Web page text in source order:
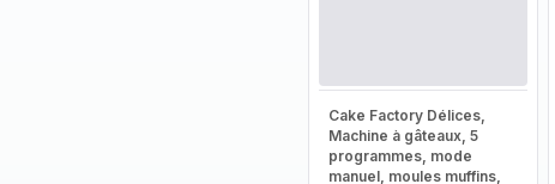
Cake Factory Délices,
Machine à gâteaux, 5
programmes, mode
manuel, moules muffins,